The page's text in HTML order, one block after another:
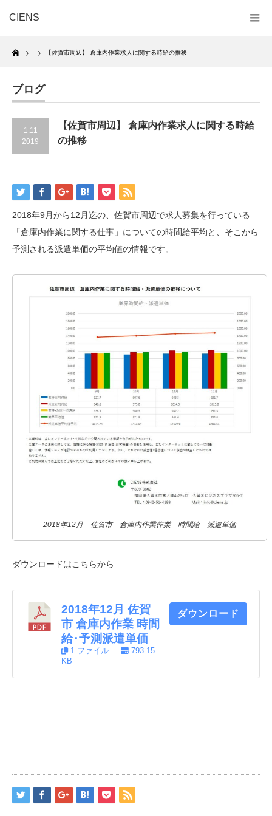
CIENS
Home
【佐賀市周辺】 倉庫内作業求人に関する時給の推移
ブログ
1.11
2019
【佐賀市周辺】 倉庫内作業求人に関する時給
の推移
2018年9月から12月迄の、佐賀市周辺で求人募集を行っている
「倉庫内作業に関する仕事」についての時間給平均と、そこから
予測される派遣単価の平均値の情報です。
2018年12月 佐賀市 倉庫内作業作業 時間給 派遣単価
ダウンロードはこちらから
2018年12月 佐賀
市 倉庫内作業 時間
給･予測派遣単価
1 ファイル
793.15
KB
ダウンロード